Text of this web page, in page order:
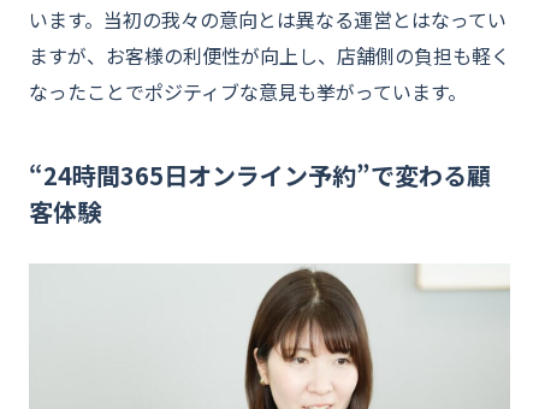
います。当初の我々の意向とは異なる運営とはなってい
ますが、お客様の利便性が向上し、店舗側の負担も軽く
なったことでポジティブな意見も挙がっています。
“24時間365日オンライン予約”で変わる顧
客体験